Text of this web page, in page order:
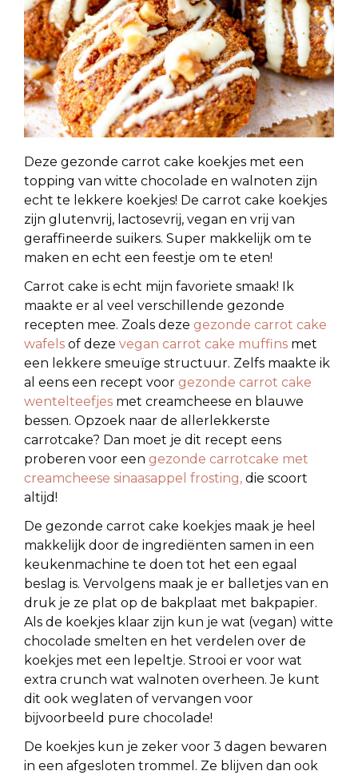
Deze gezonde carrot cake koekjes met een
topping van witte chocolade en walnoten zijn
echt te lekkere koekjes! De carrot cake koekjes
zijn glutenvrij, lactosevrij, vegan en vrij van
geraffineerde suikers. Super makkelijk om te
maken en echt een feestje om te eten!
Carrot cake is echt mijn favoriete smaak! Ik
maakte er al veel verschillende gezonde
recepten mee. Zoals deze gezonde carrot cake
wafels of deze vegan carrot cake muffins met
een lekkere smeuïge structuur. Zelfs maakte ik
al eens een recept voor gezonde carrot cake
wentelteefjes met creamcheese en blauwe
bessen. Opzoek naar de allerlekkerste
carrotcake? Dan moet je dit recept eens
proberen voor een gezonde carrotcake met
creamcheese sinaasappel frosting, die scoort
altijd!
De gezonde carrot cake koekjes maak je heel
makkelijk door de ingrediënten samen in een
keukenmachine te doen tot het een egaal
beslag is. Vervolgens maak je er balletjes van en
druk je ze plat op de bakplaat met bakpapier.
Als de koekjes klaar zijn kun je wat (vegan) witte
chocolade smelten en het verdelen over de
koekjes met een lepeltje. Strooi er voor wat
extra crunch wat walnoten overheen. Je kunt
dit ook weglaten of vervangen voor
bijvoorbeeld pure chocolade!
De koekjes kun je zeker voor 3 dagen bewaren
in een afgesloten trommel. Ze blijven dan ook